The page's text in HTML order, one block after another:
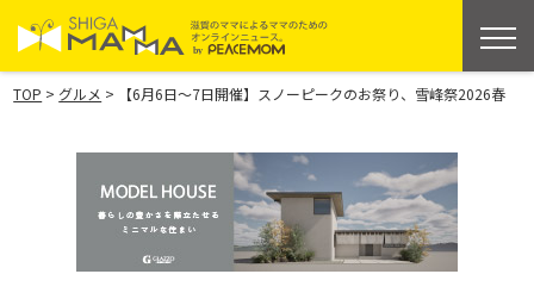
TOP > グルメ > 【6月6日～7日開催】スノーピークのお祭り、雪峰祭2026春